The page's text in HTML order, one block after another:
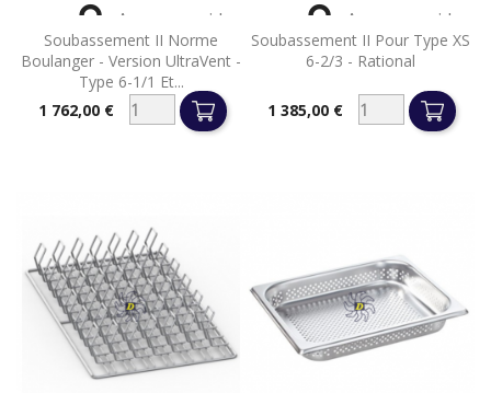
Soubassement II Norme
Boulanger - Version UltraVent -
Type 6-1/1 Et...
Prix1 762,00 €
 Aperçu rapide
Soubassement II Pour Type XS
6-2/3 - Rational
Prix1 385,00 €
 Aperçu rapide